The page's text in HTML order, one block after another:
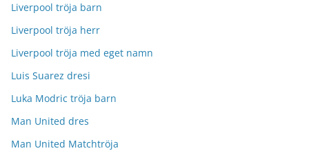
Liverpool tröja barn
Liverpool tröja herr
Liverpool tröja med eget namn
Luis Suarez dresi
Luka Modric tröja barn
Man United dres
Man United Matchtröja